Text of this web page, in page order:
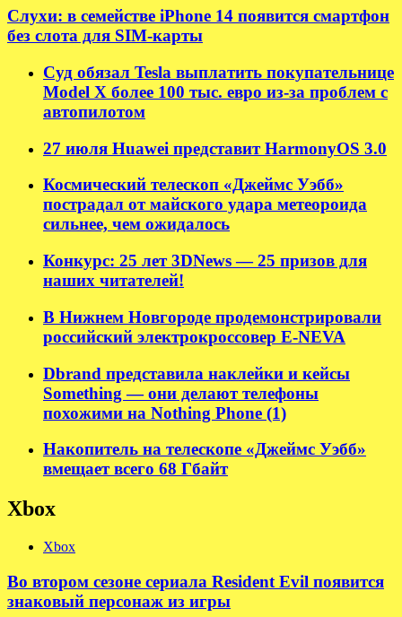
Слухи: в семействе iPhone 14 появится смартфон
без слота для SIM-карты
Суд обязал Tesla выплатить покупательнице
Model X более 100 тыс. евро из-за проблем с
автопилотом
27 июля Huawei представит HarmonyOS 3.0
Космический телескоп «Джеймс Уэбб»
пострадал от майского удара метеороида
сильнее, чем ожидалось
Конкурс: 25 лет 3DNews — 25 призов для
наших читателей!
В Нижнем Новгороде продемонстрировали
российский электрокроссовер E-NEVA
Dbrand представила наклейки и кейсы
Something — они делают телефоны
похожими на Nothing Phone (1)
Накопитель на телескопе «Джеймс Уэбб»
вмещает всего 68 Гбайт
Xbox
Xbox
Во втором сезоне сериала Resident Evil появится
знаковый персонаж из игры